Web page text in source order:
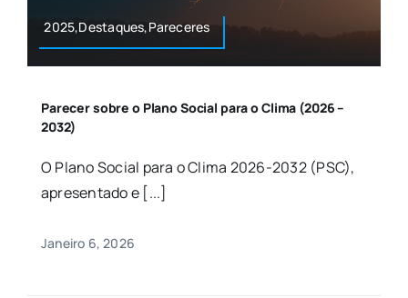
2025,Destaques,Pareceres
Parecer sobre o Plano Social para o Clima (2026 –
2032)
O Plano Social para o Clima 2026-2032 (PSC),
apresentado e [...]
Janeiro 6, 2026